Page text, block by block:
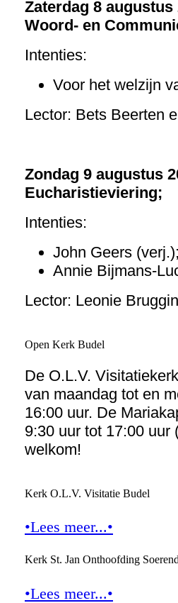
Zaterdag 8 augustus
Woord- en
Intenties:
Voor het welzijn
Lector: Bets Beerten
Zondag 9 augustus
Eucharistieviering;
Intenties:
John Geers
Annie Bijmans-
Lector: Leonie
Open Kerk Budel
De O.L.V.
van maandag tot en
16:00 uur. De
9:30 uur tot 17:00 uur
welkom!
Kerk O.L.V. Visitatie Budel
•Lees meer...•
Kerk St. Jan Onthoofding
•Lees meer...•